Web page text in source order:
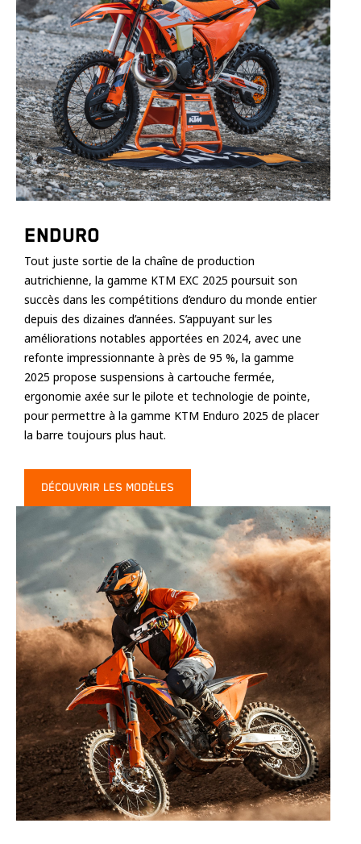
Enduro
Tout juste sortie de la chaîne de production
autrichienne, la gamme KTM EXC 2025 poursuit son
succès dans les compétitions d’enduro du monde entier
depuis des dizaines d’années. S’appuyant sur les
améliorations notables apportées en 2024, avec une
refonte impressionnante à près de 95 %, la gamme
2025 propose suspensions à cartouche fermée,
ergonomie axée sur le pilote et technologie de pointe,
pour permettre à la gamme KTM Enduro 2025 de placer
la barre toujours plus haut.
DÉCOUVRIR LES MODÈLES